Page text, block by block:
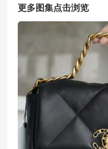
更多图集点击浏览